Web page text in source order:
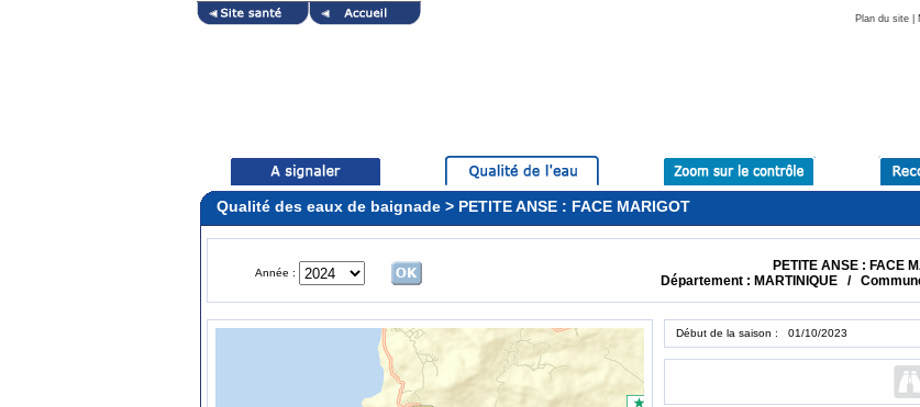
Plan du site|
Qualité des eaux de baignade > PETITE ANSE : FACE MARIGOT
Année :
PETITE ANSE : FACE
Département : MARTINIQUE /
Début de la saison : 01/10/2023